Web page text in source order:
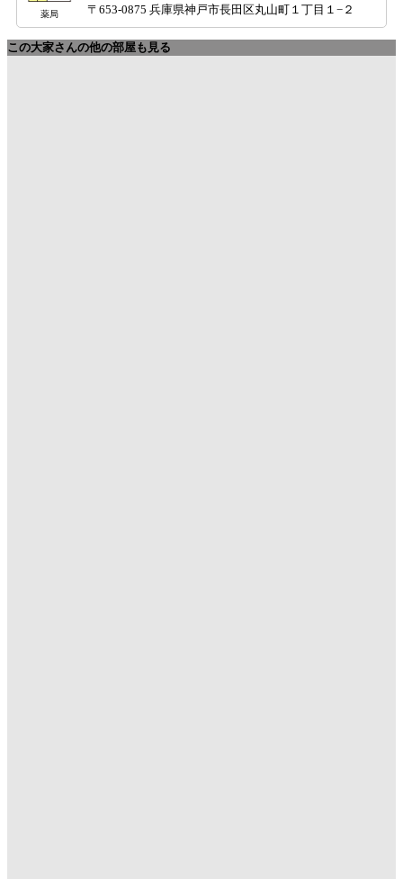
薬局 〒653-0875 兵庫県神戸市長田区丸山町１丁目１−２
この大家さんの他の部屋も見る